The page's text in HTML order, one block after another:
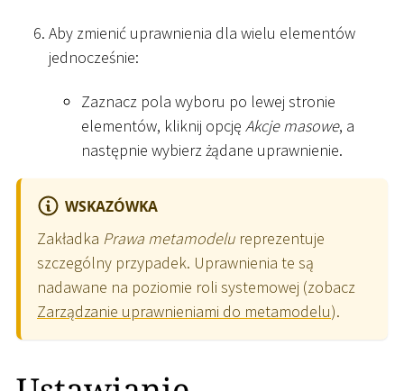
Aby zmienić uprawnienia dla wielu elementów
jednocześnie:
Zaznacz pola wyboru po lewej stronie
elementów, kliknij opcję Akcje masowe, a
następnie wybierz żądane uprawnienie.
WSKAZÓWKA
Zakładka Prawa metamodelu reprezentuje
szczególny przypadek. Uprawnienia te są
nadawane na poziomie roli systemowej (zobacz
Zarządzanie uprawnieniami do metamodelu).